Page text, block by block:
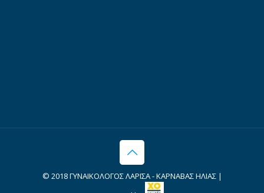
© 2018 ΓΥΝΑΙΚΟΛΟΓΟΣ ΛΑΡΙΣΑ - ΚΑΡΝΑΒΑΣ ΗΛΙΑΣ |